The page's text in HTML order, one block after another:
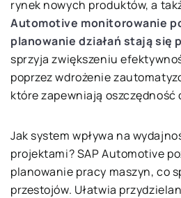
rynek nowych produktów, a
Automotive monitorowanie
planowanie działań stają się
sprzyja zwiększeniu
poprzez wdrożenie
które zapewniają oszczędność
Jak system wpływa na
projektami? SAP Automotive
planowanie pracy maszyn, co
przestojów. Ułatwia